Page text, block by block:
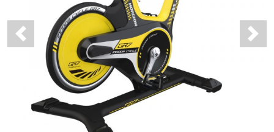
Previous Next